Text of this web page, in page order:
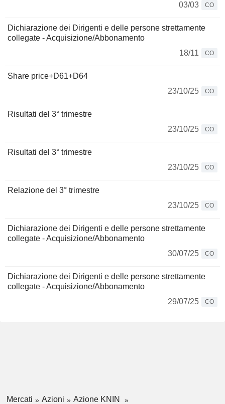
03/03
CO
Dichiarazione dei Dirigenti e delle persone strettamente
collegate - Acquisizione/Abbonamento
18/11
CO
Share price+D61+D64
23/10/25
CO
Risultati del 3° trimestre
23/10/25
CO
Risultati del 3° trimestre
23/10/25
CO
Relazione del 3° trimestre
23/10/25
CO
Dichiarazione dei Dirigenti e delle persone strettamente
collegate - Acquisizione/Abbonamento
30/07/25
CO
Dichiarazione dei Dirigenti e delle persone strettamente
collegate - Acquisizione/Abbonamento
29/07/25
CO
Mercati Azioni
Azione KNIN